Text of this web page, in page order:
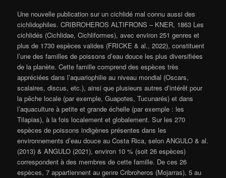
Une nouvelle publication sur un cichlidé mal connu aussi des
cichlidophiles. CRIBROHEROS ALTIFRONS – KNER, 1863 Les
cichlidés (Cichlidae, Cichliformes), avec environ 251 genres et
plus de 1730 espèces valides (FRICKE & al., 2022), constituent
l’une des familles de poissons d’eau douce les plus diversifiées
de la planète. Cette famille comprend des espèces très
appréciées dans l’aquariophilie au niveau mondial (Oscars,
scalaires, discus, etc.), ainsi que plusieurs autres d’intérêt pour
la pêche locale (par exemple, Guapotes, Tucunarés) et dans
l’aquaculture à petite et grande échelle (par exemple : les
Tilapias), à la fois localement et globalement. Sur les 270
espèces de poissons indigènes présentes dans les
environnements d’eau douce au Costa Rica, selon ANGULO & al.
(2013) & ANGULO (2021), environ 10 % (soit 26 espèces)
correspondent à des membres de cette famille. De ces 26
espèces, 7 appartiennent au genre Cribroheros (Mojarras), 5 au